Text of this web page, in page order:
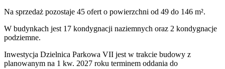
Na sprzedaż pozostaje 45 ofert o powierzchni od 49 do 146 m².
W budynkach jest 17 kondygnacji naziemnych oraz 2 kondygnacje
podziemne.
Inwestycja Dzielnica Parkowa VII jest w trakcie budowy z
planowanym na 1 kw. 2027 roku terminem oddania do